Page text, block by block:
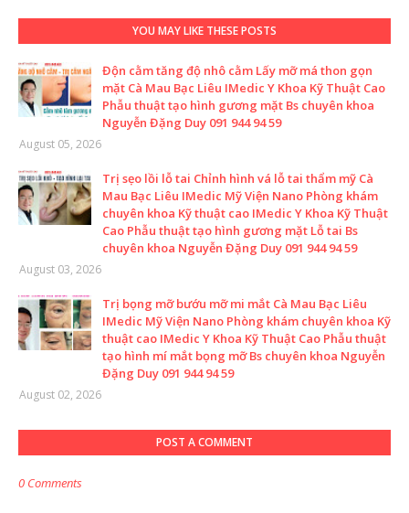
YOU MAY LIKE THESE POSTS
Độn cằm tăng độ nhô cằm Lấy mỡ má thon gọn
mặt Cà Mau Bạc Liêu IMedic Y Khoa Kỹ Thuật Cao
Phẫu thuật tạo hình gương mặt Bs chuyên khoa
Nguyễn Đặng Duy 091 944 94 59
August 05, 2026
Trị sẹo lồi lỗ tai Chỉnh hình vá lỗ tai thẩm mỹ Cà
Mau Bạc Liêu IMedic Mỹ Viện Nano Phòng khám
chuyên khoa Kỹ thuật cao IMedic Y Khoa Kỹ Thuật
Cao Phẫu thuật tạo hình gương mặt Lỗ tai Bs
chuyên khoa Nguyễn Đặng Duy 091 944 94 59
August 03, 2026
Trị bọng mỡ bướu mỡ mi mắt Cà Mau Bạc Liêu
IMedic Mỹ Viện Nano Phòng khám chuyên khoa Kỹ
thuật cao IMedic Y Khoa Kỹ Thuật Cao Phẫu thuật
tạo hình mí mắt bọng mỡ Bs chuyên khoa Nguyễn
Đặng Duy 091 944 94 59
August 02, 2026
POST A COMMENT
0 Comments